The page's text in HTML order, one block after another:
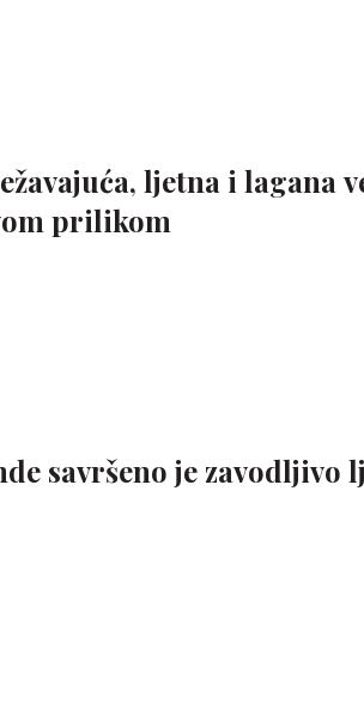
ljetna i lagana
prilikom
savršeno je zavodljivo